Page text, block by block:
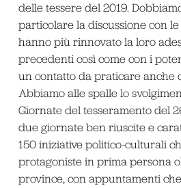
delle tessere del 2019.
particolare la discussione con
hanno più rinnovato la loro
precedenti così come con i
un contatto da praticare anche
Abbiamo alle spalle lo
Giornate del tesseramento del
due giornate ben riuscite e
150 iniziative politico-culturali
protagoniste in prima persona
province, con appuntamenti